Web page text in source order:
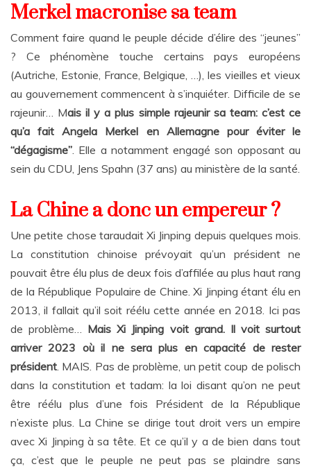
Merkel macronise sa team
Comment faire quand le peuple décide d’élire des “jeunes”
? Ce phénomène touche certains pays européens
(Autriche, Estonie, France, Belgique, …), les vieilles et vieux
au gouvernement commencent à s’inquiéter. Difficile de se
rajeunir… Mais il y a plus simple rajeunir sa team: c’est ce
qu’a fait Angela Merkel en Allemagne pour éviter le
“dégagisme”. Elle a notamment engagé son opposant au
sein du CDU, Jens Spahn (37 ans) au ministère de la santé.
La Chine a donc un empereur ?
Une petite chose taraudait Xi Jinping depuis quelques mois.
La constitution chinoise prévoyait qu’un président ne
pouvait être élu plus de deux fois d’affilée au plus haut rang
de la République Populaire de Chine. Xi Jinping étant élu en
2013, il fallait qu’il soit réélu cette année en 2018. Ici pas
de problème… Mais Xi Jinping voit grand. Il voit surtout
arriver 2023 où il ne sera plus en capacité de rester
président. MAIS. Pas de problème, un petit coup de polisch
dans la constitution et tadam: la loi disant qu’on ne peut
être réélu plus d’une fois Président de la République
n’existe plus. La Chine se dirige tout droit vers un empire
avec Xi Jinping à sa tête. Et ce qu’il y a de bien dans tout
ça, c’est que le peuple ne peut pas se plaindre sans